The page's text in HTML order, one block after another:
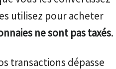
utilisez pour acheter
ne sont pas taxés.
transactions dépasse